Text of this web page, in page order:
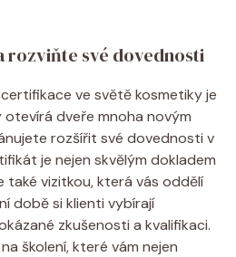
rozviňte své dovednosti
ve světě kosmetiky je
dveře mnoha novým
rozšířit své dovednosti v
je nejen skvělým dokladem
také vizitkou, která vás oddělí
době si klienti vybírají
zkušenosti a kvalifikaci.
školení, které vám nejen